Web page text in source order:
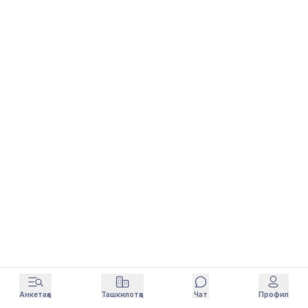
Анкетаҳо Ташкилотҳо Чат Профил